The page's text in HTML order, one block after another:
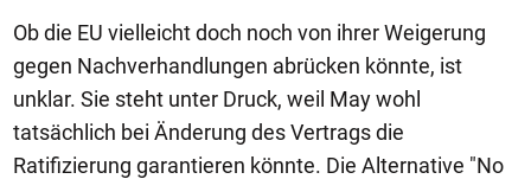
Ob die EU vielleicht doch noch von ihrer Weigerung
gegen Nachverhandlungen abrücken könnte, ist
unklar. Sie steht unter Druck, weil May wohl
tatsächlich bei Änderung des Vertrags die
Ratifizierung garantieren könnte. Die Alternative "No